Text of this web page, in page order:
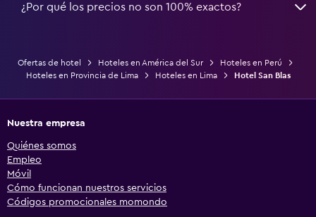
¿Por qué los precios no son 100% exactos?
Ofertas de hotel Hoteles en América del Sur
Hoteles en Perú
Hoteles en Provincia de Lima
Hoteles en Lima Hotel San Blas
Nuestra empresa
Quiénes somos
Empleo
Móvil
Cómo funcionan nuestros servicios
Códigos promocionales momondo